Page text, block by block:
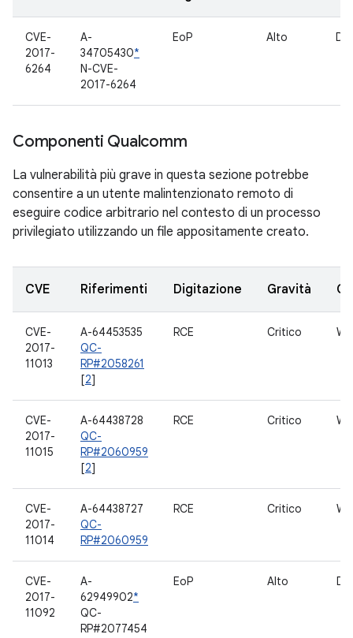
CVE-
2017-
6264
A-
34705430*
N-CVE-
2017-6264
EoP Alto
Componenti Qualcomm
La vulnerabilità più grave in questa sezione potrebbe
consentire a un utente malintenzionato remoto di
eseguire codice arbitrario nel contesto di un processo
privilegiato utilizzando un file appositamente creato.
CVE Riferimenti Digitazione Gravità
CVE-
2017-
11013
A-64453535
QC-
RP#2058261
[2]
RCE Critico
CVE-
2017-
11015
A-64438728
QC-
RP#2060959
[2]
RCE Critico
CVE-
2017-
11014
A-64438727
QC-
RP#2060959
RCE Critico
CVE-
2017-
11092
A-
62949902*
QC-
RP#2077454
EoP Alto